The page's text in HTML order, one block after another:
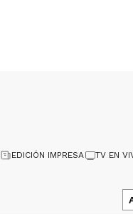
EDICIÓN IMPRESA TV EN